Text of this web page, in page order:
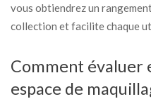
vous obtiendrez un
collection et facilite chaque
Comment évaluer
espace de